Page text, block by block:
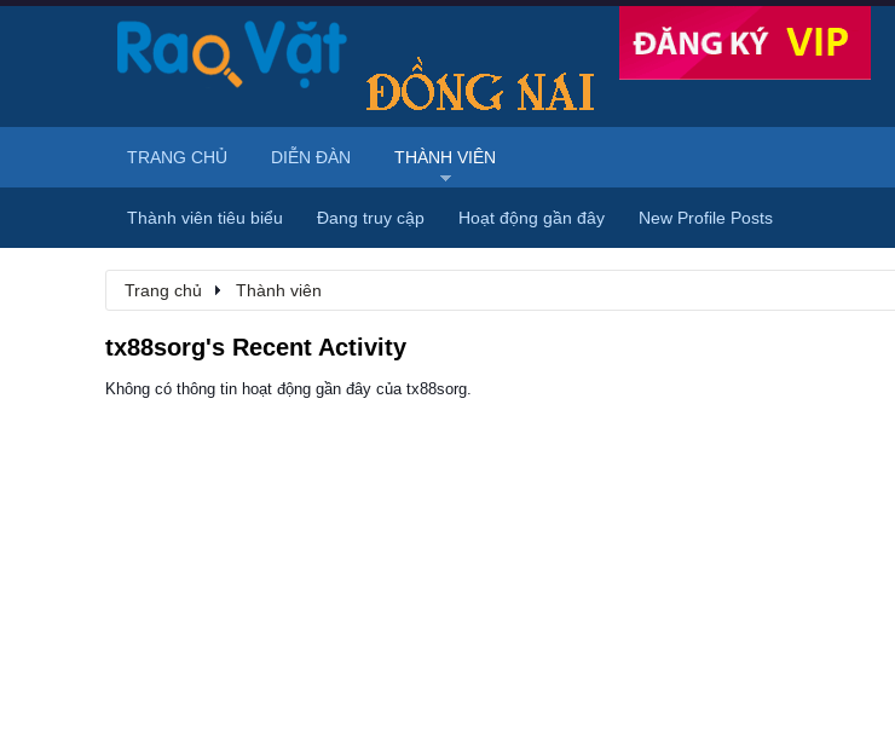
Trang chủ Thành viên
tx88sorg's Recent Activity
Không có thông tin hoạt động gần đây của tx88sorg.
TRANG CHỦ DIỄN ĐÀN THÀNH VIÊN
Thành viên tiêu biểu Đang truy cập Hoạt động gần đây New Profile Posts